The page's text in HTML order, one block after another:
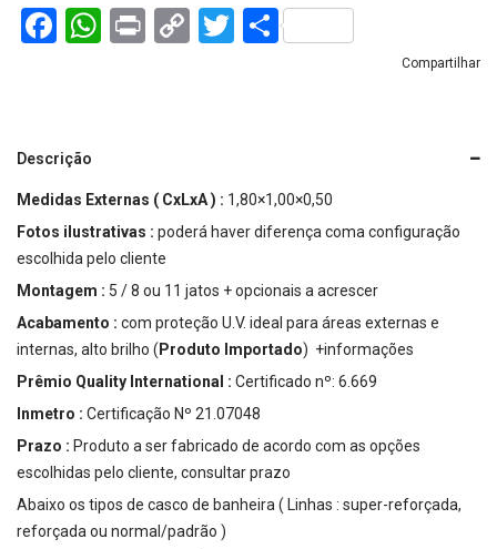
Facebook
WhatsApp
PrintCopyTwitter
Share
Compartilhar
Descrição
Medidas Externas ( CxLxA ) : 1,80×1,00×0,50
Fotos ilustrativas : poderá haver diferença coma configuração
escolhida pelo cliente
Montagem : 5 / 8 ou 11 jatos + opcionais a acrescer
Acabamento : com proteção U.V. ideal para áreas externas e
internas, alto brilho ( Produto Importado) +informações
Prêmio Quality International : Certificado nº: 6.669
Inmetro : Certificação Nº 21.07048
Prazo : Produto a ser fabricado de acordo com as opções
escolhidas pelo cliente, consultar prazo
Abaixo os tipos de casco de banheira ( Linhas : super-reforçada,
reforçada ou normal/padrão )